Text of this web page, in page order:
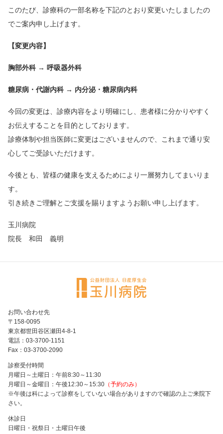
このたび、診療科の一部名称を下記のとおり変更いたしましたの
でご案内申し上げます。
【変更内容】
胸部外科 → 呼吸器外科
糖尿病・代謝内科 → 内分泌・糖尿病内科
今回の変更は、診療内容をより明確にし、患者様に分かりやすく
お伝えすることを目的としております。
診療体制や担当医師に変更はございませんので、これまで通り安
心してご受診いただけます。
今後とも、皆様の健康を支えるためにより一層努力してまいりま
す。
引き続きご理解とご支援を賜りますようお願い申し上げます。
玉川病院
院長 和田 義明
お問い合わせ先
〒158-0095
東京都世田谷区瀬田4-8-1
電話：03-3700-1151
Fax：03-3700-2090
診察受付時間
月曜日～土曜日：午前8:30～11:30
月曜日～金曜日：午後12:30～15:30 （予約のみ）
※午後は科によって診察をしていない場合がありますので確認の上ご来院下
さい。
休診日
日曜日・祝祭日・土曜日午後